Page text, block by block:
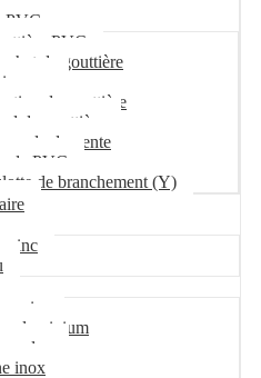
PVC
PVC
de gouttière
de gouttière
de gouttière
de descente
PVC
de branchement (Y)
zinc
acier
aluminium
galva
inox